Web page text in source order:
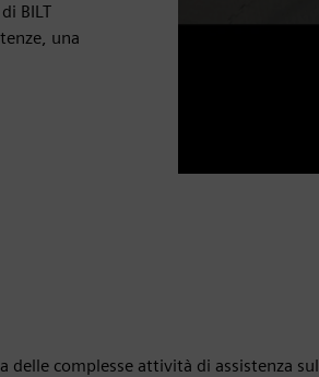
BILT
una
complesse attività di assistenza sul